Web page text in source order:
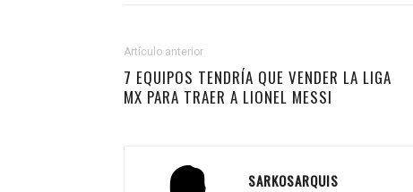
Artículo anterior
7 EQUIPOS TENDRÍA QUE VENDER LA LIGA
MX PARA TRAER A LIONEL MESSI
SARKOSARQUIS